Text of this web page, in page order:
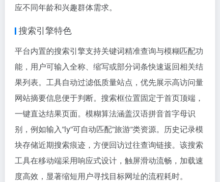
应不同年龄和兴趣群体需求。
搜索引擎特色
平台内置的搜索引擎支持关键词精准查询与模糊匹配功
能，用户可输入全称、缩写或部分词条快速返回相关结
果列表。工具自动过滤低质量站点，优先展示高访问量
网站摘要信息便于判断。搜索框位置固定于首页顶端，
一键直达结果页面。模糊算法涵盖汉语拼音首字母识
别，例如输入”ly”可自动匹配”旅游”类资源。历史记录模
块存储近期搜索痕迹，方便回访过往查询链接。该搜索
工具在移动端采用响应式设计，触屏滑动流畅，加载速
度高效，显著缩短用户寻找目标网址的流程耗时。